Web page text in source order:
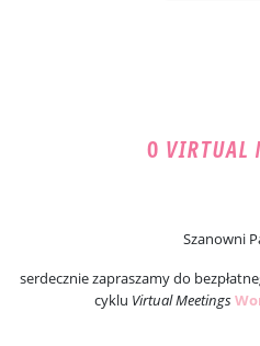
O VIRTUAL
Szanowni
serdecznie zapraszamy do
cyklu Virtual Meetings